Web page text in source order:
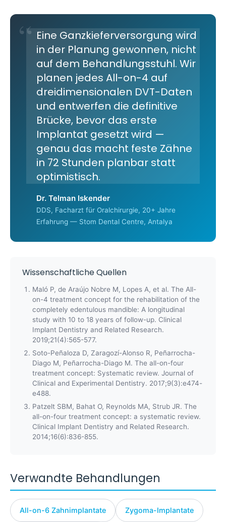
Eine Ganzkieferversorgung wird
in der Planung gewonnen, nicht
auf dem Behandlungsstuhl. Wir
planen jedes All-on-4 auf
dreidimensionalen DVT-Daten
und entwerfen die definitive
Brücke, bevor das erste
Implantat gesetzt wird —
genau das macht feste Zähne
in 72 Stunden planbar statt
optimistisch.
Dr. Telman Iskender
DDS, Facharzt für Oralchirurgie, 20+ Jahre
Erfahrung — Stom Dental Centre, Antalya
Wissenschaftliche Quellen
Maló P, de Araújo Nobre M, Lopes A, et al. The All-
on-4 treatment concept for the rehabilitation of the
completely edentulous mandible: A longitudinal
study with 10 to 18 years of follow-up. Clinical
Implant Dentistry and Related Research.
2019;21(4):565-577.
Soto-Peñaloza D, Zaragozí-Alonso R, Peñarrocha-
Diago M, Peñarrocha-Diago M. The all-on-four
treatment concept: Systematic review. Journal of
Clinical and Experimental Dentistry. 2017;9(3):e474-
e488.
Patzelt SBM, Bahat O, Reynolds MA, Strub JR. The
all-on-four treatment concept: a systematic review.
Clinical Implant Dentistry and Related Research.
2014;16(6):836-855.
Verwandte Behandlungen
All-on-6 Zahnimplantate Zygoma-Implantate